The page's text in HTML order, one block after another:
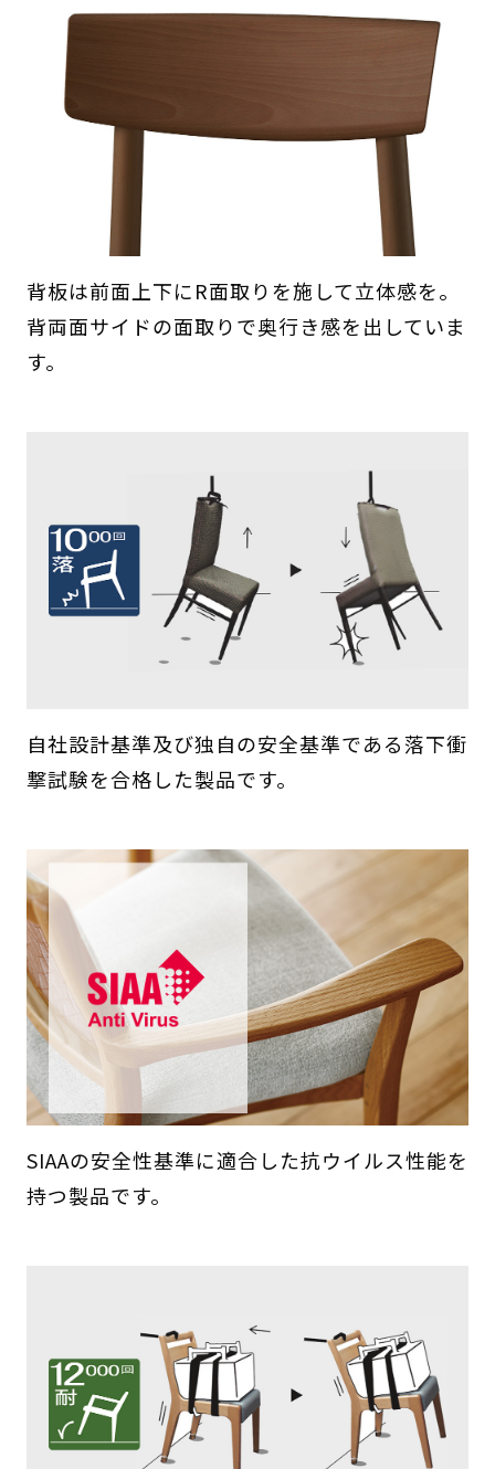
背板は前面上下にR面取りを施して立体感を。
背両面サイドの面取りで奥行き感を出していま
す。
自社設計基準及び独自の安全基準である落下衝
撃試験を合格した製品です。
SIAAの安全性基準に適合した抗ウイルス性能を
持つ製品です。